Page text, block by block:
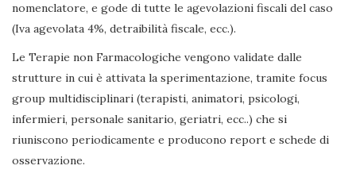
nomenclatore, e gode di tutte le agevolazioni fiscali del caso
(Iva agevolata 4%, detraibilità fiscale, ecc.).
Le Terapie non Farmacologiche vengono validate dalle
strutture in cui è attivata la sperimentazione, tramite focus
group multidisciplinari (terapisti, animatori, psicologi,
infermieri, personale sanitario, geriatri, ecc..) che si
riuniscono periodicamente e producono report e schede di
osservazione.